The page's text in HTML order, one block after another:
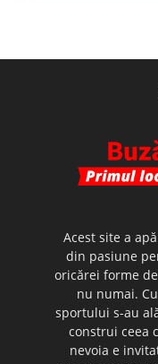
Acest site a
din pasiune
oricărei forme
nu numai.
sportului s-au
construi ceea
nevoia e